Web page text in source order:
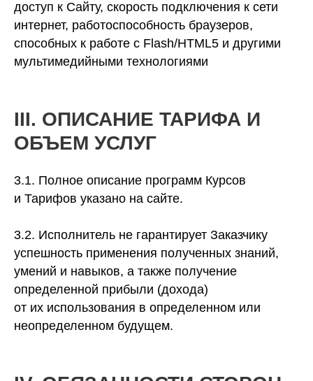
доступ к Сайту, скорость подключения к сети
интернет, работоспособность браузеров,
способных к работе с Flash/HTML5 и другими
мультимедийными технологиями
III. ОПИСАНИЕ ТАРИФА И
ОБЪЕМ УСЛУГ
3.1. Полное описание программ Курсов
и Тарифов указано на сайте.
3.2. Исполнитель не гарантирует Заказчику
успешность применения полученных знаний,
умений и навыков, а также получение
определенной прибыли (дохода)
от их использования в определенном или
неопределенном будущем.